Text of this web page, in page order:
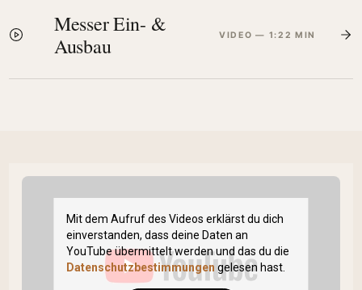
Messer Ein- &
Ausbau
VIDEO — 1:22 MIN
Mit dem Aufruf des Videos erklärst du dich
einverstanden, dass deine Daten an
YouTube übermittelt werden und das du die
Datenschutzbestimmungen gelesen hast.